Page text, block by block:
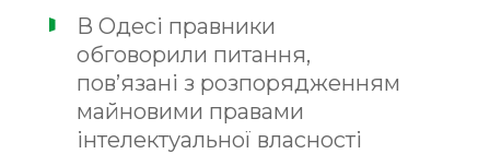
В Одесі правники
обговорили питання,
пов’язані з розпорядженням
майновими правами
інтелектуальної власності